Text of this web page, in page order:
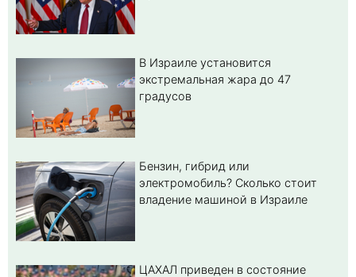
В Израиле установится
экстремальная жара до 47
градусов
Бензин, гибрид или
электромобиль? Cколько стоит
владение машиной в Израиле
ЦАХАЛ приведен в состояние